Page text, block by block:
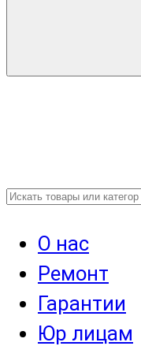
О нас
Ремонт
Гарантии
Юр лицам